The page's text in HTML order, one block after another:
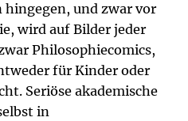
hingegen, und zwar vor
wird auf Bilder jeder
Philosophiecomics,
für Kinder oder
Seriöse akademische
in